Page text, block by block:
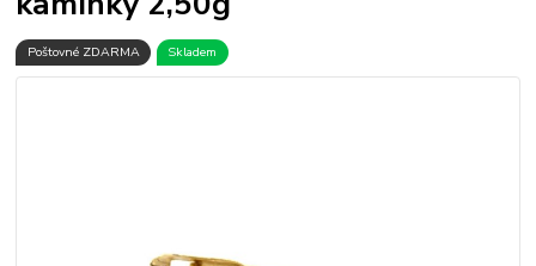
Poštovné ZDARMA Skladem